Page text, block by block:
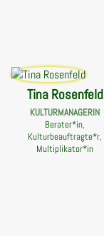
Tina Rosenfeld
KULTURMANAGERIN
Berater*in,
Kulturbeauftragte*r,
Multiplikator*in